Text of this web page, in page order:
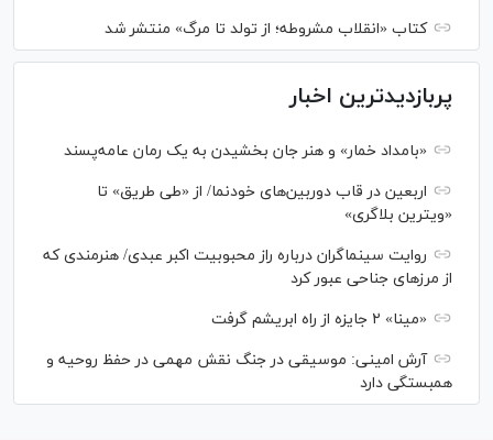
کتاب «انقلاب مشروطه؛ از تولد تا مرگ» منتشر شد
پربازدیدترین اخبار
«بامداد خمار» و هنر جان بخشیدن به یک رمان عامه‌پسند
اربعین در قاب دوربین‌های خودنما/ از «طی طریق» تا
«ویترین بلاگری»
روایت سینماگران درباره راز محبوبیت اکبر عبدی/ هنرمندی که
از مرزهای جناحی عبور کرد
«مینا» ۲ جایزه از راه ابریشم گرفت
آرش امینی: موسیقی در جنگ نقش مهمی در حفظ روحیه و
همبستگی دارد